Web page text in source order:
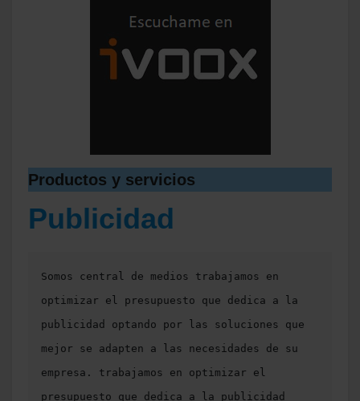
Productos y servicios
Publicidad
Somos central de medios trabajamos en
optimizar el presupuesto que dedica a la
publicidad optando por las soluciones que
mejor se adapten a las necesidades de su
empresa. trabajamos en optimizar el
presupuesto que dedica a la publicidad